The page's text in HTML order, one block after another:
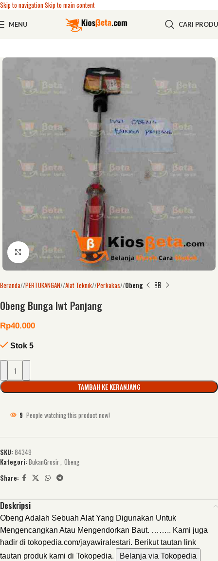
Skip to navigationSkip to main content
MENU CARI
Click to enlarge
Beranda/ PERTUKANGAN/ Alat Teknik/ Perkakas/ Obeng
Obeng Bunga Iwt Panjang
Rp40.000
Stok 5
TAMBAH KE KERANJANG
9 People watching this product now!
SKU: 84349
Kategori: BukanGrosir, Obeng
Share:
Deskripsi
Obeng Adalah Sebuah Alat Yang Digunakan Untuk
Mengencangkan Atau Mengendorkan Baut. …….. Kami juga
hadir di tokopedia.com/jayawiralestari. Berikut tautan link
tautan produk kami di Tokopedia.
Belanja via Tokopedia